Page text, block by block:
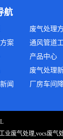
航
废气处理
案
通风管道
产品中心
废气处理
闻
厂房车间
业废气处理,vocs废气